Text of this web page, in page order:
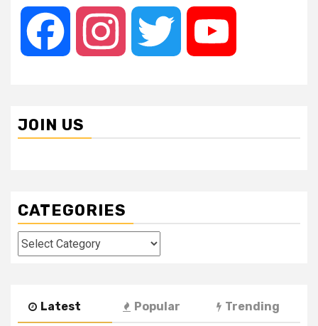
Facebook Instagram Twitter
JOIN US
CATEGORIES
Categories
Latest Popular Trending